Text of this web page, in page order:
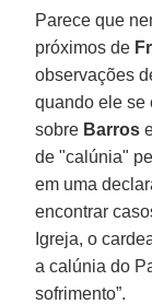
Parece que
próximos de
observações
quando ele se
sobre Barros
de "calúnia"
em uma
encontrar
Igreja, o
a calúnia do
sofrimento”.